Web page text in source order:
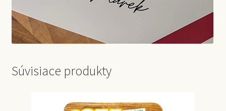
Súvisiace produkty